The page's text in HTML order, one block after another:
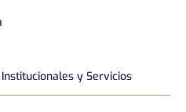
y Servicios